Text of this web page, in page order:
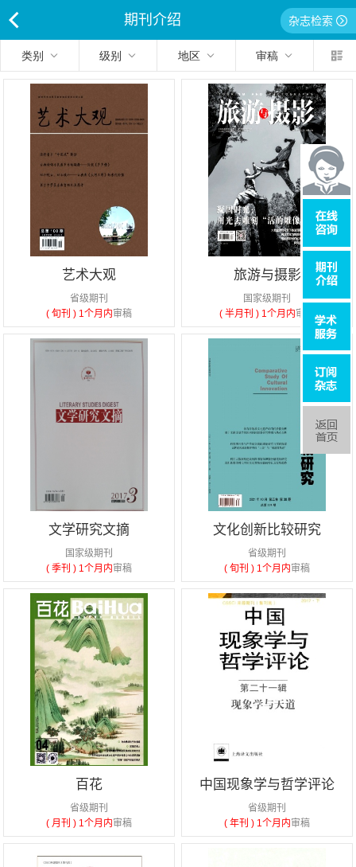
期刊介绍 杂志检索
类别 级别 地区 审稿
艺术大观
省级期刊
( 旬刊 ) 1个月内审稿
旅游与摄影
国家级期刊
( 半月刊 ) 1个月内审稿
文学研究文摘
国家级期刊
( 季刊 ) 1个月内审稿
文化创新比较研究
省级期刊
( 旬刊 ) 1个月内审稿
百花
省级期刊
( 月刊 ) 1个月内审稿
中国现象学与哲学评论
省级期刊
( 年刊 ) 1个月内审稿